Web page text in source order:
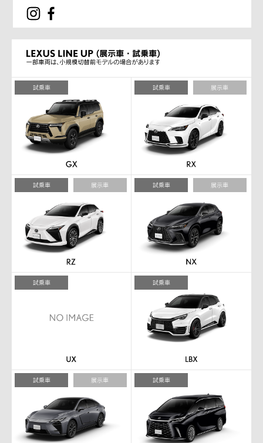
試乗車 試乗車 展示車
試乗車 展示車 試乗車 展示車
試乗車 試乗車
試乗車 展示車 試乗車